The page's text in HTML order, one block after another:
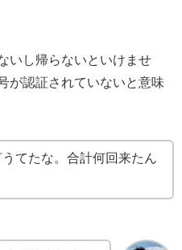
いし帰らないといけませ
が認証されていないと意味
てたな。合計何回来たん